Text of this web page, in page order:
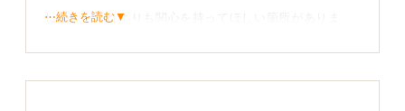
しかし、それよりも関心を持ってほしい箇所がありま
か」「どのように収益を上げているのか」といった事業
⋯続きを読む▼